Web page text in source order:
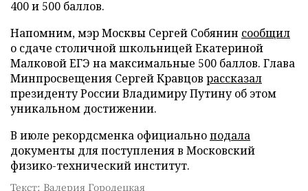
400 и 500 баллов.
Напомним, мэр Москвы Сергей Собянин сообщил
о сдаче столичной школьницей Екатериной
Малковой ЕГЭ на максимальные 500 баллов. Глава
Минпросвещения Сергей Кравцов рассказал
президенту России Владимиру Путину об этом
уникальном достижении.
В июле рекордсменка официальноподала
документы для поступления в Московский
физико-технический институт.
Текст: Валерия Городецкая